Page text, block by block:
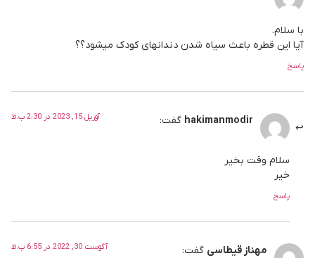
با سلام.
آیا این قطره باعث سیاه شدن دندانهای کودک میشود؟؟
پاسخ
hakimanmodir گفت: آوریل 15, 2023 در 2:30 ب.ظ
سلام وقت بخیر
خیر
پاسخ
مهناز قیطاسی گفت: آگوست 30, 2022 در 6:55 ب.ظ